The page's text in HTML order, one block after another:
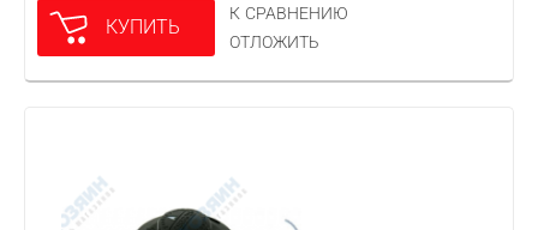
КУПИТЬ
К СРАВНЕНИЮ
ОТЛОЖИТЬ